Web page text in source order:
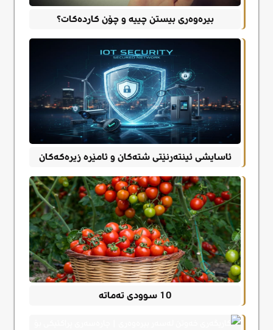
بیرەوەری بیستن چییە و چۆن کاردەکات؟
ئاسایشی ئینتەرنێتی شتەکان و ئامێرە زیرەکەکان
10 سوودی تەماتە